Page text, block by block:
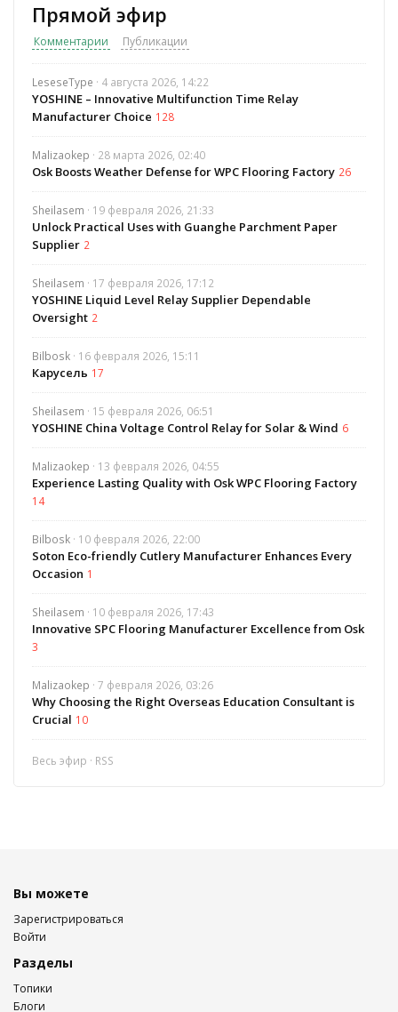
Прямой эфир
Комментарии Публикации
LeseseType · 4 августа 2026, 14:22
YOSHINE – Innovative Multifunction Time Relay
Manufacturer Choice 128
Malizaokep · 28 марта 2026, 02:40
Osk Boosts Weather Defense for WPC Flooring Factory 26
Sheilasem · 19 февраля 2026, 21:33
Unlock Practical Uses with Guanghe Parchment Paper
Supplier 2
Sheilasem · 17 февраля 2026, 17:12
YOSHINE Liquid Level Relay Supplier Dependable
Oversight 2
Bilbosk · 16 февраля 2026, 15:11
Карусель 17
Sheilasem · 15 февраля 2026, 06:51
YOSHINE China Voltage Control Relay for Solar & Wind 6
Malizaokep · 13 февраля 2026, 04:55
Experience Lasting Quality with Osk WPC Flooring Factory
14
Bilbosk · 10 февраля 2026, 22:00
Soton Eco-friendly Cutlery Manufacturer Enhances Every
Occasion 1
Sheilasem · 10 февраля 2026, 17:43
Innovative SPC Flooring Manufacturer Excellence from Osk
3
Malizaokep · 7 февраля 2026, 03:26
Why Choosing the Right Overseas Education Consultant is
Crucial 10
Весь эфир · RSS
Вы можете
Зарегистрироваться
Войти
Разделы
Топики
Блоги